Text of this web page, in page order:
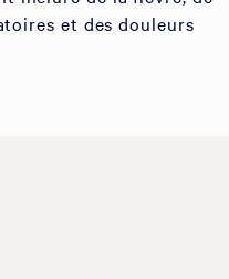
et des douleurs